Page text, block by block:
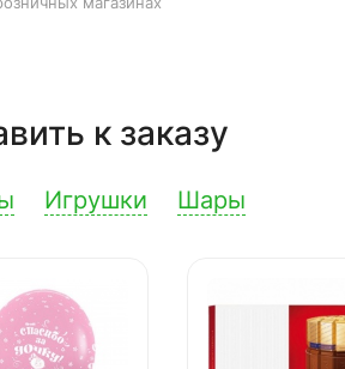
к заказу
Игрушки Шары